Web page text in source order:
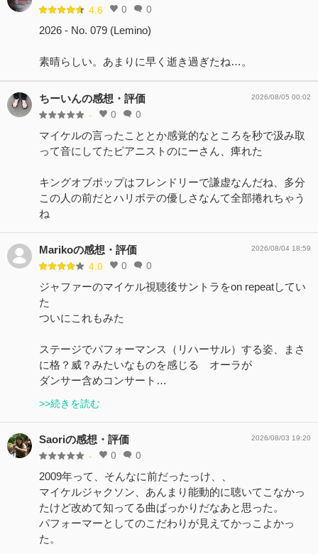
4.6 0 0
2026 - No. 079 (Lemino)
素晴らしい。あまりに早く逝き過ぎたね…。
ちーいんの感想・評価
- 0 0
2026/08/05 00:02
マイケルの言ったこととか感覚的なところを秒で汲み取
って音にしてたピアニストのにーさん、痺れた
キングオブポップはフレンドリーで謙虚なんだね、多分
この人の前だとハリボテの優しさなんて全部捲れちゃう
ね
Marikoの感想・評価
4.0 0 0
2026/08/04 18:59
ジャファーのマイケル視聴後サントラをon repeatしてい
た
ついにこれもみた
ステージでパフォーマンス（リハーサル）する姿、まさ
に格？威？みたいなものを感じる オーラが
ダンサー含めコンサート…
>>続きを読む
Saoriの感想・評価
- 0 0
2026/08/03 19:20
2009年って、そんなに前だったっけ、、
マイケルジャクソン、あんまり能動的に聴いてこなかっ
たけど改めて知ってる曲ばっかりだなあと思った。
パフォーマーとしてのこだわりが見えてかっこよかっ
た。